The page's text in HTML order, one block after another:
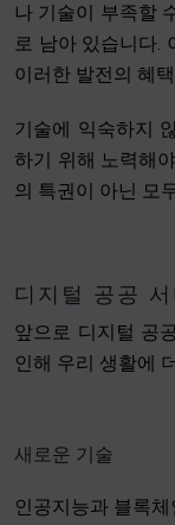
나 기술이 부족할
로 남아 있습니다.
이러한 발전의 혜
기술에 익숙하지
하기 위해 노력해
의 특권이 아닌 모
디지털 공공
앞으로 디지털 공
인해 우리 생활에
새로운 기술
인공지능과 블록